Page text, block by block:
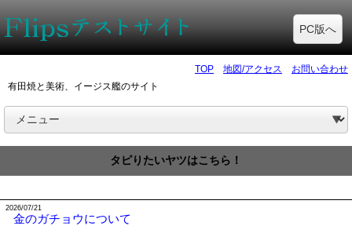
PC版へ
TOP 地図/アクセス
お問い合わせ
有田焼と美術、イージス艦のサイト
タピりたいヤツはこちら！
2026/07/21
金のガチョウについて